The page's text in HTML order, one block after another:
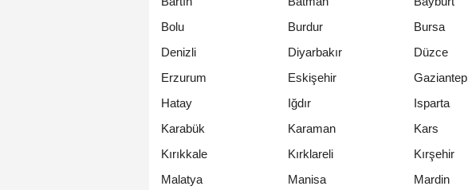
Bolu
Burdur Bursa
Denizli
Diyarbakır Düzce
Erzurum
Eskişehir Gaziantep
Hatay
Iğdır Isparta
Karabük
Karaman Kars
Kırıkkale
Kırklareli Kırşehir
Malatya
Manisa Mardin